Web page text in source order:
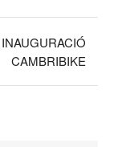
INAUGURACIÓ
CAMBRIBIKE